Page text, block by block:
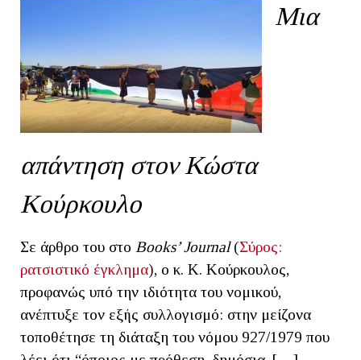
Μια
απάντηση στον Κώστα
Κούρκουλο
Σε άρθρο του στο Βooks’ Journal(Σύρος:
ρατσιστικό έγκλημα), o κ. Κ. Κούρκουλος,
προφανώς υπό την ιδιότητα του νομικού,
ανέπτυξε τον εξής συλλογισμό: στην μείζονα
τοποθέτησε τη διάταξη του νόμου 927/1979 που